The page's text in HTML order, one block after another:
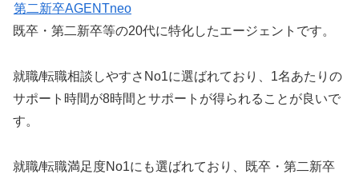
第二新卒AGENTneo
既卒・第二新卒等の20代に特化したエージェントです。
就職/転職相談しやすさNo1に選ばれており、1名あたりの
サポート時間が8時間とサポートが得られることが良いで
す。
就職/転職満足度No1にも選ばれており、既卒・第二新卒